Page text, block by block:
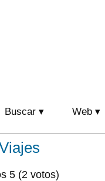
Buscar Web
5 (2 votos)